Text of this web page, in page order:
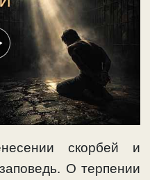
скорбей и
О терпении